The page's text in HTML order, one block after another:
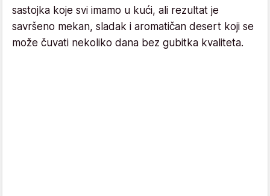
sastojka koje svi imamo u kući, ali rezultat je
savršeno mekan, sladak i aromatičan desert koji se
može čuvati nekoliko dana bez gubitka kvaliteta.